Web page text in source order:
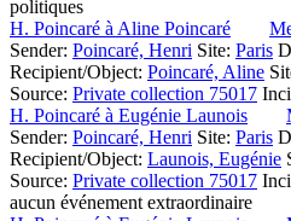
politiques
H. Poincaré à Aline Poincaré
Sender: Poincaré, Henri Site: Paris
Recipient/Object: Poincaré, Aline
Source: Private collection 75017
H. Poincaré à Eugénie Launois
Sender: Poincaré, Henri Site: Paris
Recipient/Object: Launois, Eugénie
Source: Private collection 75017
aucun événement extraordinaire